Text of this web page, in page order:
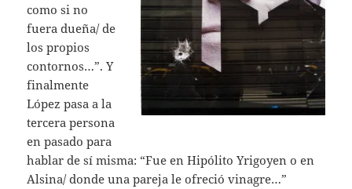
como si no
fuera dueña/ de
los propios
contornos…”. Y
finalmente
López pasa a la
tercera persona
en pasado para
hablar de sí misma: “Fue en Hipólito Yrigoyen o en
Alsina/ donde una pareja le ofreció vinagre…”